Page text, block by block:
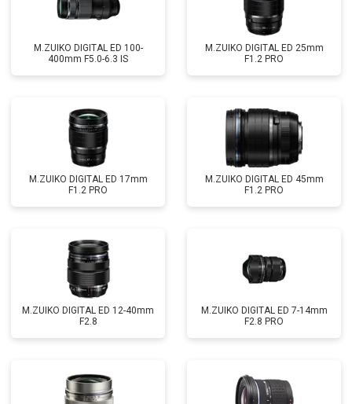
M.ZUIKO DIGITAL ED 100-
400mm F5.0-6.3 IS
M.ZUIKO DIGITAL ED 25mm
F1.2 PRO
M.ZUIKO DIGITAL ED 17mm
F1.2 PRO
M.ZUIKO DIGITAL ED 45mm
F1.2 PRO
M.ZUIKO DIGITAL ED 12-40mm
F2.8
M.ZUIKO DIGITAL ED 7-14mm
F2.8 PRO